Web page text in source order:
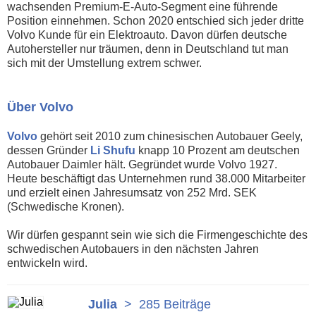
wachsenden Premium-E-Auto-Segment eine führende
Position einnehmen. Schon 2020 entschied sich jeder dritte
Volvo Kunde für ein Elektroauto. Davon dürfen deutsche
Autohersteller nur träumen, denn in Deutschland tut man
sich mit der Umstellung extrem schwer.
Über Volvo
Volvo gehört seit 2010 zum chinesischen Autobauer Geely,
dessen Gründer Li Shufu knapp 10 Prozent am deutschen
Autobauer Daimler hält. Gegründet wurde Volvo 1927.
Heute beschäftigt das Unternehmen rund 38.000 Mitarbeiter
und erzielt einen Jahresumsatz von 252 Mrd. SEK
(Schwedische Kronen).
Wir dürfen gespannt sein wie sich die Firmengeschichte des
schwedischen Autobauers in den nächsten Jahren
entwickeln wird.
Julia > 285 Beiträge